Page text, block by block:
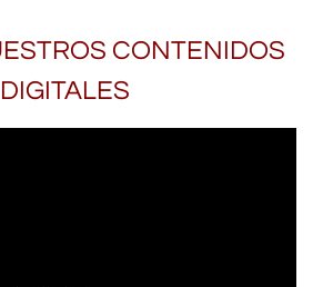
CONTENIDOS
DIGITALES